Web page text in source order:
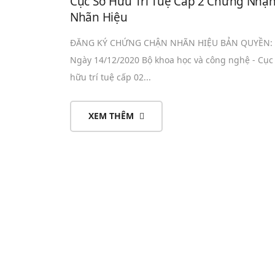
Nhãn Hiệu
ĐĂNG KÝ CHỨNG CHẬN NHÃN HIỆU BẢN QUYỀN:
Ngày 14/12/2020 Bộ khoa học và công nghệ -
hữu trí tuệ cấp 02...
XEM THÊM